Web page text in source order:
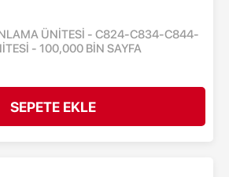
ÜNİTESİ - C824-C834-C844-
- 100,000 BİN SAYFA
SEPETE EKLE